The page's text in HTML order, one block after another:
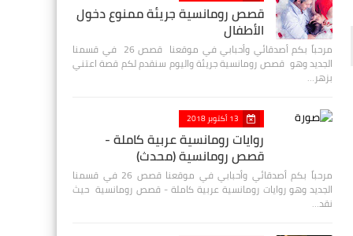
قصص رومانسية جريئة ممنوع دخول
الأطفال
مرحباً بكم أصدقائي وأحبابي في موقعنا قصص 26 في قسمنا
الجديد وهو قصص رومانسية جريئة واليوم سنقدم لكم قصة اعتني
بزهر…
13 أكتوبر 2018
روايات رومانسية عربية كاملة -
قصص رومانسية (محدث)
مرحباً بكم أصدقائي وأحبابي في موقعنا قصص 26 في قسمنا
الجديد وهو روايات رومانسية عربية كاملة - قصص رومانسية حيث
نقد…